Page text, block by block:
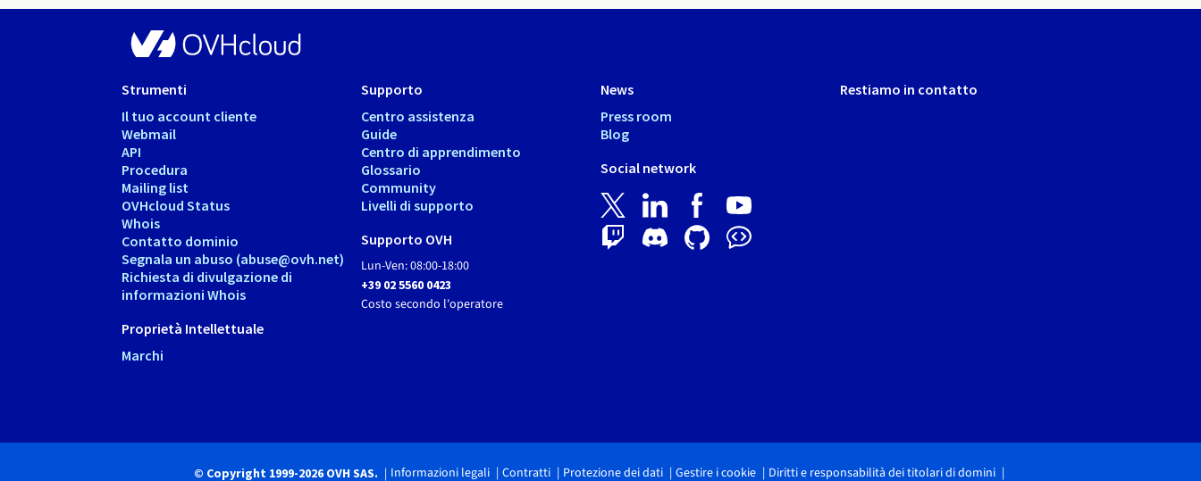
Strumenti
Il tuo account cliente
Webmail
API
Procedura
Mailing list
OVHcloud Status
Whois
Contatto dominio
Segnala un abuso (abuse@ovh.net)
Richiesta di divulgazione di
informazioni Whois
Proprietà Intellettuale
Marchi
Supporto
Centro assistenza
Guide
Centro di apprendimento
Glossario
Community
Livelli di supporto
Supporto OVH
Lun-Ven: 08:00-18:00
+39 02 5560 0423
Costo secondo l'operatore
News
Press room
Blog
Social network
Restiamo in contatto
© Copyright 1999-2026 OVH SAS. Informazioni legali Contratti Protezione dei dati Gestire i cookie Diritti e responsabilità dei titolari di domini